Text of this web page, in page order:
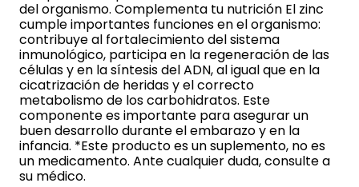
del organismo. Complementa tu nutrición El zinc
cumple importantes funciones en el organismo:
contribuye al fortalecimiento del sistema
inmunológico, participa en la regeneración de las
células y en la síntesis del ADN, al igual que en la
cicatrización de heridas y el correcto
metabolismo de los carbohidratos. Este
componente es importante para asegurar un
buen desarrollo durante el embarazo y en la
infancia. *Este producto es un suplemento, no es
un medicamento. Ante cualquier duda, consulte a
su médico.